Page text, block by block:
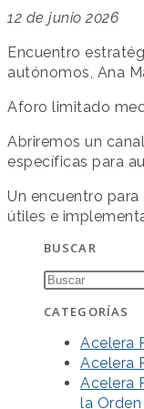
12 de junio 2026
Encuentro
autónomos, Ana
Aforo limitado
Abriremos un
específicas para
Un encuentro
útiles e
BUSCAR
CATEGORÍAS
Acelera
Acelera
Acelera
la Orden